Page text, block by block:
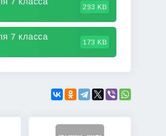
293 KB
7 класса
173 KB